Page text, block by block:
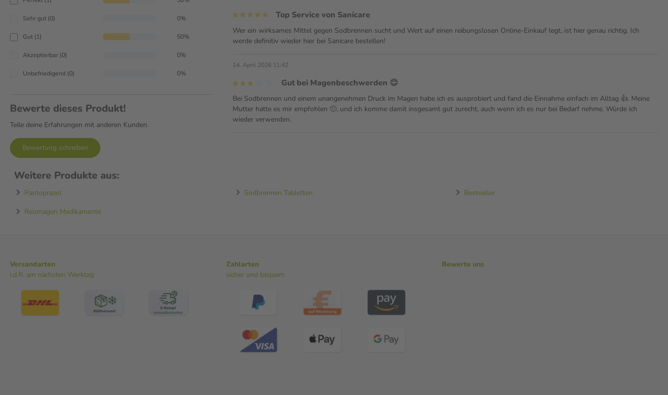
Sehr gut (0) 0%
Gut (1) 50%
Akzeptierbar (0) 0%
Unbefriedigend (0) 0%
Bewerte dieses Produkt!
Teile deine Erfahrungen mit anderen Kunden.
Bewertung schreiben
Top Service von Sanicare
Wer ein wirksames Mittel gegen Sodbrennen sucht und Wert auf einen reibungslosen Online-Einkauf legt, ist hier genau richtig. Ich
werde definitiv wieder hier bei Sanicare bestellen!
14. April 2026 11:42
Gut bei Magenbeschwerden 😊
Bei Sodbrennen und einem unangenehmen Druck im Magen habe ich es ausprobiert und fand die Einnahme einfach im Alltag 👍. Meine
Mutter hatte es mir empfohlen 🙂, und ich komme damit insgesamt gut zurecht, auch wenn ich es nur bei Bedarf nehme. Würde ich
wieder verwenden.
Weitere Produkte aus:
Pantoprazol Sodbrennen Tabletten Bestseller
Reizmagen Medikamente
Versandarten
i.d.R. am nächsten Werktag
Zahlarten
sicher und bequem
Bewerte uns